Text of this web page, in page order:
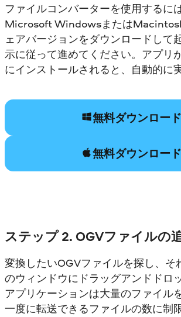
ファイルコンバーターを使用するに
Microsoft Windowsまたは
ェアバージョンをダウンロードして
示に従って進めてください。アプリ
にインストールされると、自動的に
無料ダウンロード
無料ダウンロード
ステップ 2. OGVファイルの
変換したいOGVファイルを探し、そ
のウィンドウにドラッグアンドドロ
アプリケーションは大量のファイル
一度に転送できるファイルの数に制